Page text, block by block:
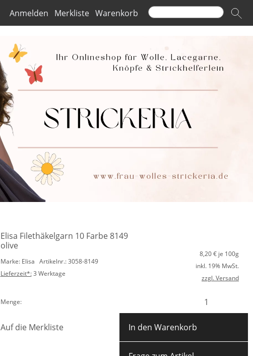
Anmelden Merkliste Warenkorb
Elisa Filethäkelgarn 10 Farbe 8149
olive
Marke: Elisa Artikelnr.: 3058-8149
Lieferzeit*:3 Werktage
8,20€ je 100g
inkl. 19% MwSt.
zzgl. Versand
Menge:
Auf die Merkliste In den Warenkorb